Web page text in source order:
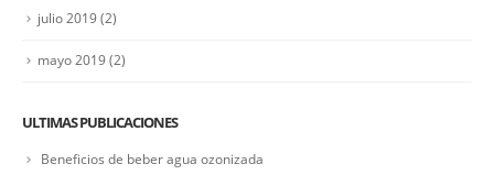
julio 2019(2)
mayo 2019(2)
ULTIMAS PUBLICACIONES
Beneficios de beber agua ozonizada
RGPD
SIGUENOS!
OTROS